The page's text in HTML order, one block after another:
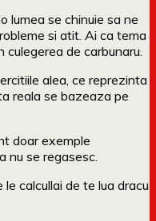
lumea se chinuie sa ne
si atit. Ai ca tema
de carbunaru.
alea, ce reprezinta
reala se bazeaza pe
doar exemple
nu se regasesc.
calcullai de te lua dracu